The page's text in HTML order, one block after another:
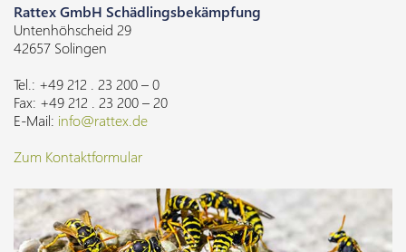
Rattex GmbH Schädlingsbekämpfung
Untenhöhscheid 29
42657 Solingen
Tel.: +49 212 . 23 200 – 0
Fax: +49 212 . 23 200 – 20
E-Mail: info@rattex.de
Zum Kontaktformular